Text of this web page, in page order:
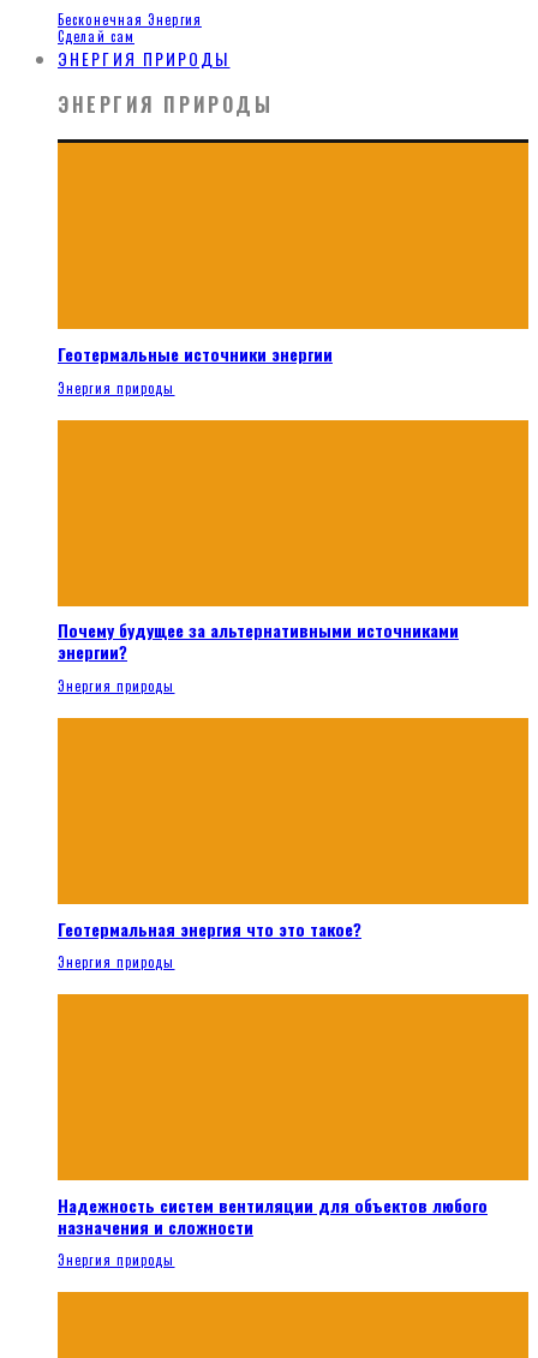
Бесконечная Энергия
Сделай сам
ЭНЕРГИЯ ПРИРОДЫ
ЭНЕРГИЯ ПРИРОДЫ
Геотермальные источники энергии
Энергия природы
Почему будущее за альтернативными источниками
энергии?
Энергия природы
Геотермальная энергия что это такое?
Энергия природы
Надежность систем вентиляции для объектов любого
назначения и сложности
Энергия природы